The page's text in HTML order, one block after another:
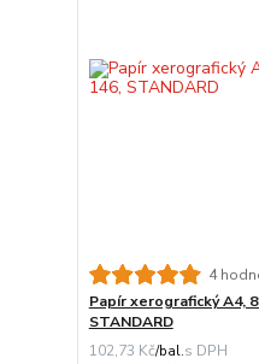
4
Papír xerografický A4,
STANDARD
102,73 Kč/bal.